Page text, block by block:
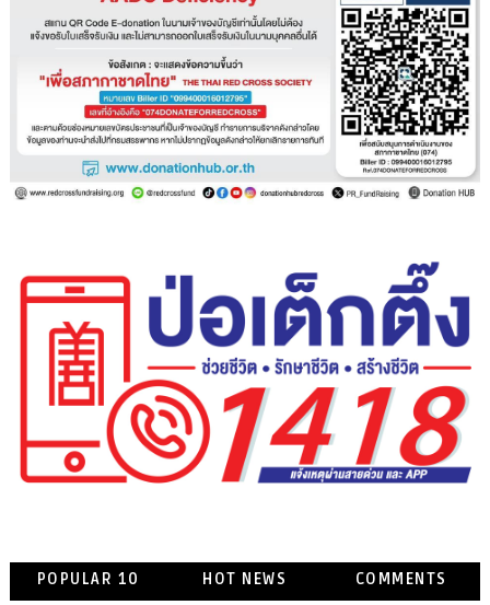
POPULAR 10 HOT NEWS COMMENTS